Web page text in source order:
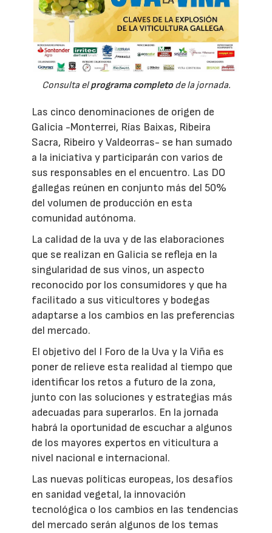
Consulta elprograma completode la jornada.
Las cinco denominaciones de origen de
Galicia -Monterrei, Rías Baixas, Ribeira
Sacra, Ribeiro y Valdeorras- se han sumado
a la iniciativa y participarán con varios de
sus responsables en el encuentro. Las DO
gallegas reúnen en conjunto más del 50%
del volumen de producción en esta
comunidad autónoma.
La calidad de la uva y de las elaboraciones
que se realizan en Galicia se refleja en la
singularidad de sus vinos, un aspecto
reconocido por los consumidores y que ha
facilitado a sus viticultores y bodegas
adaptarse a los cambios en las preferencias
del mercado.
El objetivo del I Foro de la Uva y la Viña es
poner de relieve esta realidad al tiempo que
identificar los retos a futuro de la zona,
junto con las soluciones y estrategias más
adecuadas para superarlos. En la jornada
habrá la oportunidad de escuchar a algunos
de los mayores expertos en viticultura a
nivel nacional e internacional.
Las nuevas políticas europeas, los desafíos
en sanidad vegetal, la innovación
tecnológica o los cambios en las tendencias
del mercado serán algunos de los temas